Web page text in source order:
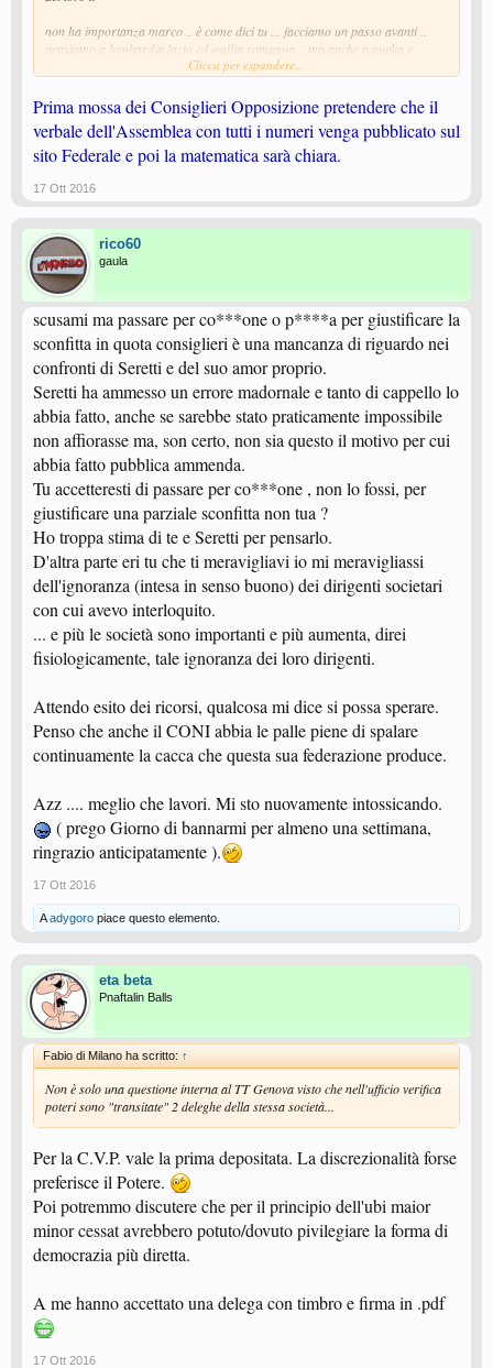
non ha importanza marco .. è come dici tu ... facciamo un passo avanti ..
pensiamo a lombardia lazio ed emilia romagna .. ma anche a puglia e
soprattutto alla liguria, dove si andrà a rivotare non credo in un clima
candidarsi a presidente regionale... la sua integrità morale è indiscutibile ...
la sua signorilità in una situazione dove io avrei messo le mani addosso a
qualcuno, meriterebbero un premio del genere ...
federico i ricorsi sono stati presentati .. aspettiamo l esito ..
Clicca per espandere...
Prima mossa dei Consiglieri Opposizione pretendere che il
verbale dell'Assemblea con tutti i numeri venga pubblicato sul
sito Federale e poi la matematica sarà chiara.
17 Ott 2016
rico60
gaula
scusami ma passare per co***one o p****a per giustificare la
sconfitta in quota consiglieri è una mancanza di riguardo nei
confronti di Seretti e del suo amor proprio.
Seretti ha ammesso un errore madornale e tanto di cappello lo
abbia fatto, anche se sarebbe stato praticamente impossibile
non affiorasse ma, son certo, non sia questo il motivo per cui
abbia fatto pubblica ammenda.
Tu accetteresti di passare per co***one , non lo fossi, per
giustificare una parziale sconfitta non tua ?
Ho troppa stima di te e Seretti per pensarlo.
D'altra parte eri tu che ti meravigliavi io mi meravigliassi
dell'ignoranza (intesa in senso buono) dei dirigenti societari
con cui avevo interloquito.
... e più le società sono importanti e più aumenta, direi
fisiologicamente, tale ignoranza dei loro dirigenti.
Attendo esito dei ricorsi, qualcosa mi dice si possa sperare.
Penso che anche il CONI abbia le palle piene di spalare
continuamente la cacca che questa sua federazione produce.
Azz .... meglio che lavori. Mi sto nuovamente intossicando.
( prego Giorno di bannarmi per almeno una settimana,
ringrazio anticipatamente ).
17 Ott 2016
Aadygoro piace questo elemento.
eta beta
Pnaftalin Balls
Fabio di Milano ha scritto: ↑
Non è solo una questione interna al TT Genova visto che nell'ufficio verifica
poteri sono "transitate" 2 deleghe della stessa società...
Per la C.V.P. vale la prima depositata. La discrezionalità forse
preferisce il Potere.
Poi potremmo discutere che per il principio dell'ubi maior
minor cessat avrebbero potuto/dovuto pivilegiare la forma di
democrazia più diretta.
A me hanno accettato una delega con timbro e firma in .pdf
17 Ott 2016